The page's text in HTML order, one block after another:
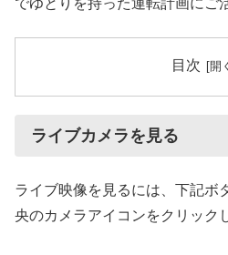
でゆとりを持った運転計画にご
目次
ライブカメラを見る
ライブ映像を見るには、下記ボ
央のカメラアイコンをクリック